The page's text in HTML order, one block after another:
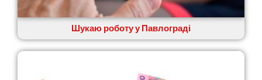
Трускавець
Тульчин
Українка
Умань
Шукаю роботу у Павлограді